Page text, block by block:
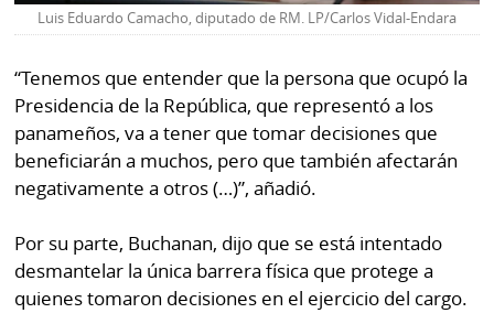
Luis Eduardo Camacho, diputado de RM. LP/Carlos Vidal-Endara
“Tenemos que entender que la persona que ocupó la
Presidencia de la República, que representó a los
panameños, va a tener que tomar decisiones que
beneficiarán a muchos, pero que también afectarán
negativamente a otros (…)”, añadió.
Por su parte, Buchanan, dijo que se está intentado
desmantelar la única barrera física que protege a
quienes tomaron decisiones en el ejercicio del cargo.